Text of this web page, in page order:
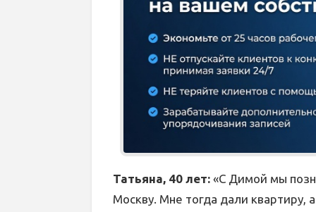
Татьяна, 40 лет: «С Димой мы
Москву. Мне тогда дали